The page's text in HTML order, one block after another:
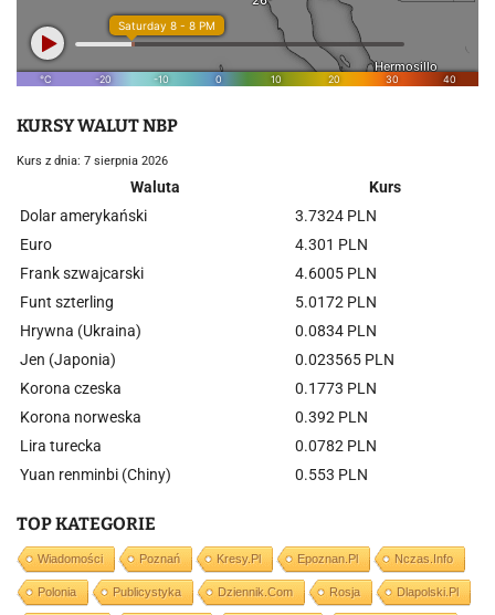
KURSY WALUT NBP
Kurs z dnia: 7 sierpnia 2026
Waluta
Kurs
Dolar amerykański
3.7324 PLN
Euro
4.301 PLN
Frank szwajcarski
4.6005 PLN
Funt szterling
5.0172 PLN
Hrywna (Ukraina)
0.0834 PLN
Jen (Japonia)
0.023565 PLN
Korona czeska
0.1773 PLN
Korona norweska
0.392 PLN
Lira turecka
0.0782 PLN
Yuan renminbi (Chiny)
0.553 PLN
TOP KATEGORIE
Wiadomości Poznań Kresy.pl Epoznan.pl Nczas.info
Polonia Publicystyka Dziennik.com Rosja Dlapolski.pl